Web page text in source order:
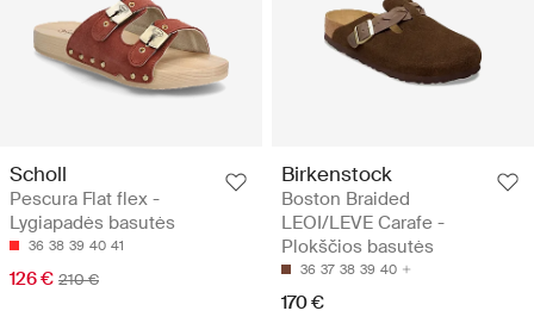
Scholl
Pescura Flat flex -
Lygiapadės basutės
36 38 39 40 41
126 € 210 €
Birkenstock
Boston Braided
LEOI/LEVE Carafe -
Plokščios basutės
36 37 38 39 40
170 €